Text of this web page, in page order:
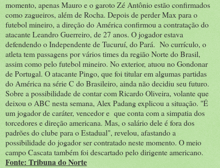
momento, apenas Mauro e o garoto Zé Antônio estão confirmados
como zagueiros, além de Rocha. Depois de perder Max para o
futebol mineiro, a direção do América confirmou a contratação do
atacante Leandro Guerreiro, de 27 anos. O jogador estava
defendendo o Independente de Tucuruí, do Pará. No currículo, o
atleta tem passagens por vários times da região Norte do Brasil,
assim como pelo futebol mineiro. No exterior, atuou no Gondonar
de Portugal. O atacante Pingo, que foi titular em algumas partidas
do América na série C do Brasileiro, ainda não decidiu seu futuro.
Sobre a possibilidade de contar com Ricardo Oliveira, volante que
deixou o ABC nesta semana, Alex Padang explicou a situação. "É
um jogador de caráter, vencedor e que conta com a simpatia dos
torcedores e direção americana. Mas, o salário dele é fora dos
padrões do clube para o Estadual", revelou, afastando a
possibilidade do jogador ser contratado neste momento. O meio
campo Cascata também foi descartado pelo dirigente americano.
Fonte: Tribuna do Norte